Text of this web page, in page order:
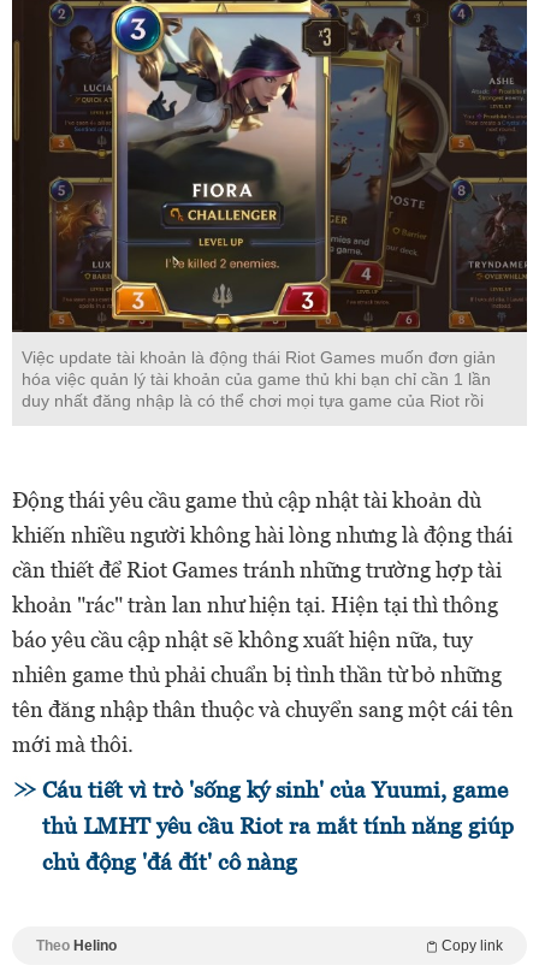
Việc update tài khoản là động thái Riot Games muốn đơn giản
hóa việc quản lý tài khoản của game thủ khi bạn chỉ cần 1 lần
duy nhất đăng nhập là có thể chơi mọi tựa game của Riot rồi
Động thái yêu cầu game thủ cập nhật tài khoản dù
khiến nhiều người không hài lòng nhưng là động thái
cần thiết để Riot Games tránh những trường hợp tài
khoản "rác" tràn lan như hiện tại. Hiện tại thì thông
báo yêu cầu cập nhật sẽ không xuất hiện nữa, tuy
nhiên game thủ phải chuẩn bị tình thần từ bỏ những
tên đăng nhập thân thuộc và chuyển sang một cái tên
mới mà thôi.
Cáu tiết vì trò 'sống ký sinh' của Yuumi, game
thủ LMHT yêu cầu Riot ra mắt tính năng giúp
chủ động 'đá đít' cô nàng
Theo Helino Copy link